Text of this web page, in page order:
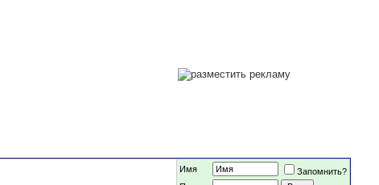
Имя
Запомнить?